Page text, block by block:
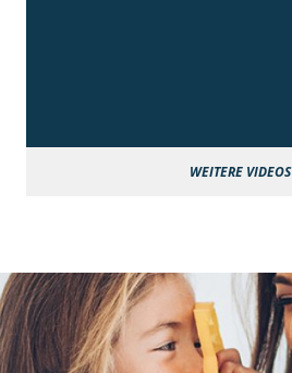
WEITERE VIDEOS